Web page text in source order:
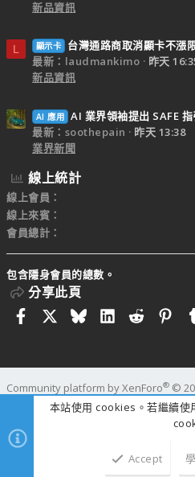
新品資訊
L 顯示卡
台灣通路商取消顯卡不漲
最新：laudmankimo
昨天
新品資訊
AI 應用 AI 業界領袖提出 SAFE
最新：soothepain
昨天 13:38
業界新聞
線上統計
線上會員
線上來賓
會員總計
包含隱身會員的總數。
分享此頁
FacebookBlueskyLinkedIn
Reddit
Community platform by XenForo® ©
add-ons by ThemeHouse
時
本站使用 cookies。若繼續使
Accept